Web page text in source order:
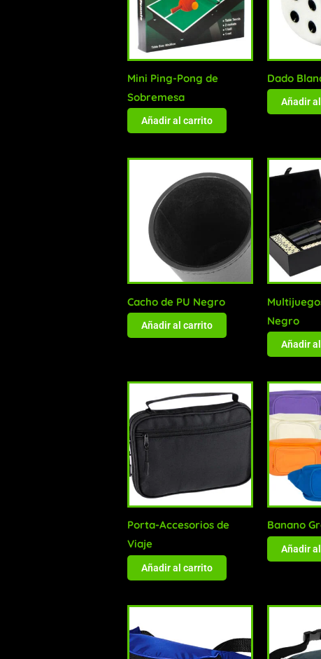
Mini Ping-Pong de
Sobremesa
Añadir al carrito
Dado
Añadir
Cacho de PU Negro
Añadir al carrito
Negro
Añadir
Porta-Accesorios de
Viaje
Añadir al carrito
Banano
Añadir